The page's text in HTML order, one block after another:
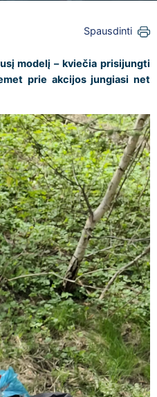
Spausdinti
modelį – kviečia prisijungti
prie akcijos jungiasi net